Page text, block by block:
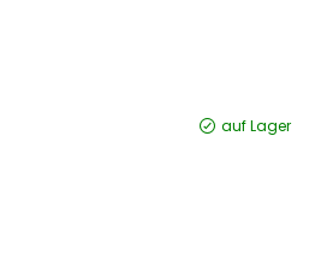
auf Lager